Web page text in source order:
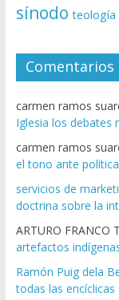
sínodo teología
Comentarios
carmen ramos
Iglesia los debates
carmen ramos
el tono ante
servicios de
doctrina sobre la
ARTURO FRANCO
artefactos
Ramón Puig dela
todas las encíclicas